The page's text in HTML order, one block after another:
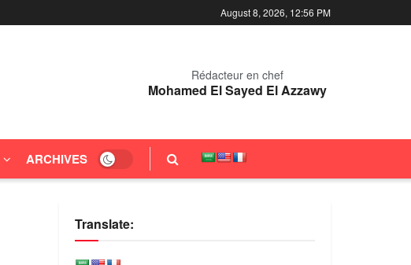
August 8, 2026, 12:56 PM
Rédacteur en chef
Mohamed El Sayed El Azzawy
ARCHIVES
Translate: